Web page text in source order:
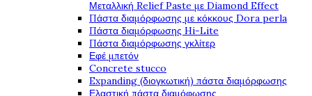
Μεταλλική Relief Paste με Diamond Effect
Πάστα διαμόρφωσης με κόκκους Dora perla
Πάστα διαμόρφωσης Hi-Lite
Πάστα διαμόρφωσης γκλίτερ
Εφέ μπετόν
Concrete stucco
Expanding (διογκωτική) πάστα διαμόρφωσης
Ελαστική πάστα διαμόφωσης